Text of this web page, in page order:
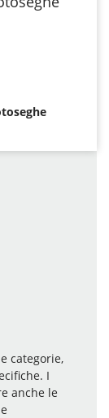
categorie,
I
anche le